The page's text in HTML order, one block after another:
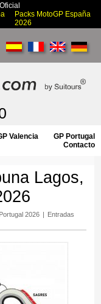
Packs MotoGP España
2026
Valencia
GP Portugal
Contacto
Lagos,
2026 | Entradas